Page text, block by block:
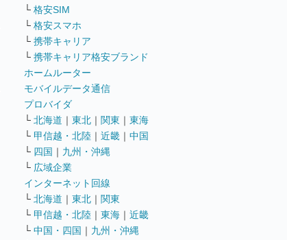
└ 格安SIM
└ 格安スマホ
└ 携帯キャリア
└ 携帯キャリア格安ブランド
ホームルーター
モバイルデータ通信
プロバイダ
└ 北海道 ｜ 東北 ｜ 関東 ｜ 東海
└ 甲信越・北陸 ｜ 近畿 ｜ 中国
└ 四国 ｜ 九州・沖縄
└ 広域企業
インターネット回線
└ 北海道 ｜ 東北 ｜ 関東
└ 甲信越・北陸 ｜ 東海 ｜ 近畿
└ 中国・四国 ｜ 九州・沖縄